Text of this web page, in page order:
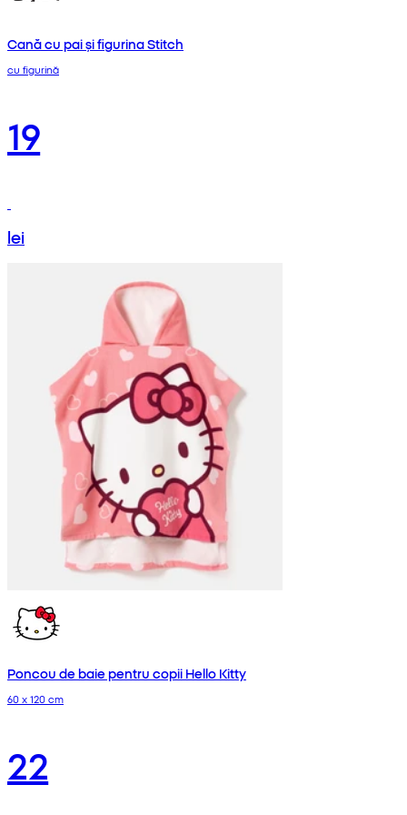
Cană cu pai și figurina Stitch
cu figurină
19
lei
Poncou de baie pentru copii Hello Kitty
60 x 120 cm
22